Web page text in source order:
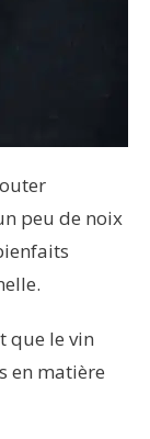
peu de noix
que le vin
en matière